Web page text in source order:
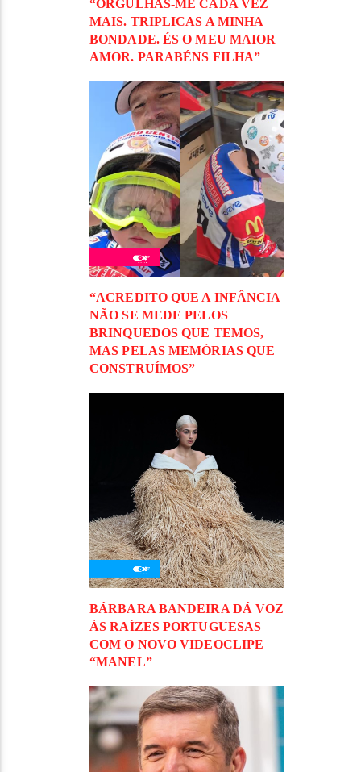
“ORGULHAS-ME CADA VEZ
MAIS. TRIPLICAS A MINHA
BONDADE. ÉS O MEU MAIOR
AMOR. PARABÉNS FILHA”
“ACREDITO QUE A INFÂNCIA
NÃO SE MEDE PELOS
BRINQUEDOS QUE TEMOS,
MAS PELAS MEMÓRIAS QUE
CONSTRUÍMOS”
BÁRBARA BANDEIRA DÁ VOZ
ÀS RAÍZES PORTUGUESAS
COM O NOVO VIDEOCLIPE
“MANEL”